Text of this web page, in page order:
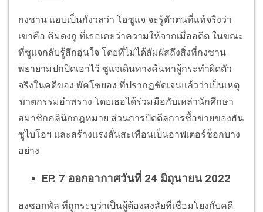
กงชาน แอบเป็นกังวลว่า โอซูแจ จะรู้ตัวตนที่แท้จริงว่า
เขาคือ คิมดงกู ที่เธอเคยว่าความให้จากเมื่ออดีต ในขณะ
ที่ซูแจกลับรู้สึกอุ่นใจ โดยที่ไม่ได้สัมผัสถึงสิ่งที่กงซาน
พยายามปกปิดเอาไว้ ซูแจเดินทางค้นหาผู้กระทำผิดตัว
จริงในคดีของ พัคโซยอง ที่ปรากฏชัดเจนแล้วว่าเป็นเหตุ
ฆาตกรรมอำพราง โดยเธอได้ร่วมมือกับเหล่านักศึกษา
สมาชิกคลินิกกฎหมาย ส่วนการปิดดีลการซื้อขายของฮัน
ซูไบโอฯ และสร้างแรงสั่นสะเทือนเป็นอาฟเตอร์ช็อกบาง
อย่าง
EP. 7 ออกอากาศวันที่ 24 มิถุนายน 2022
ฮงซอกพัล ที่ถูกระบุว่าเป็นผู้ต้องสงสัยที่เชื่อมโยงกับคดี